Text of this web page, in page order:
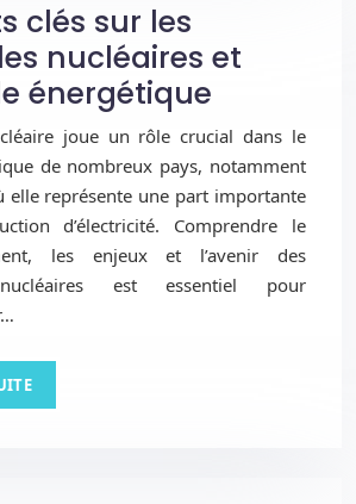
clés sur les
nucléaires et
énergétique
joue un rôle crucial dans le
de nombreux pays, notamment
elle représente une part importante
d’électricité. Comprendre le
les enjeux et l’avenir des
est essentiel pour